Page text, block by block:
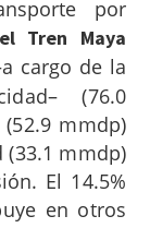
por
Tren Maya
cargo de la
(76.0
mmdp)
(33.1 mmdp)
El 14.5%
en otros